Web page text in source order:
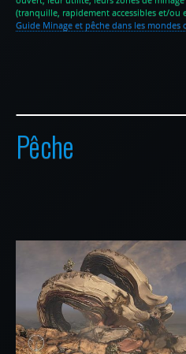
(tranquille, rapidement accessibles et/ou
Guide Minage et pêche dans les mondes
Pêche